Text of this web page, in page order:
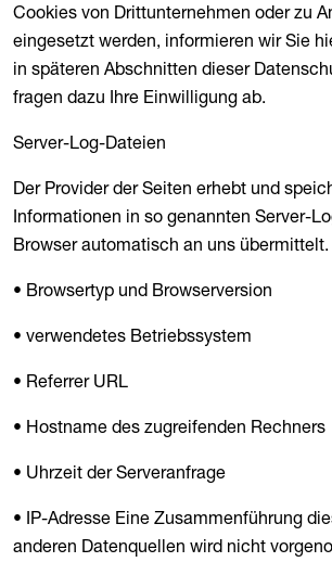
Cookies von Drittunternehmen oder zu
eingesetzt werden, informieren wir Sie
in späteren Abschnitten dieser
fragen dazu Ihre Einwilligung ab.
Server-Log-Dateien
Der Provider der Seiten erhebt und
Informationen in so genannten Server-
Browser automatisch an uns übermittelt.
• Browsertyp und Browserversion
• verwendetes Betriebssystem
• Referrer URL
• Hostname des zugreifenden Rechners
• Uhrzeit der Serveranfrage
• IP-Adresse Eine Zusammenführung
anderen Datenquellen wird nicht